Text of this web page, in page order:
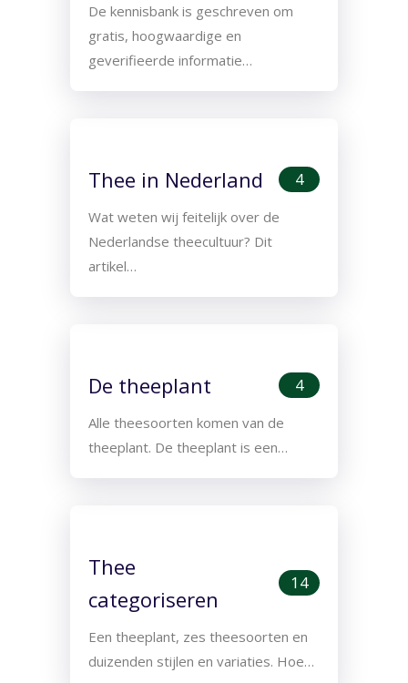
De kennisbank is geschreven om
gratis, hoogwaardige en
geverifieerde informatie…
Thee in Nederland 4
Wat weten wij feitelijk over de
Nederlandse theecultuur? Dit
artikel…
De theeplant 4
Alle theesoorten komen van de
theeplant. De theeplant is een…
Thee
categoriseren
14
Een theeplant, zes theesoorten en
duizenden stijlen en variaties. Hoe…